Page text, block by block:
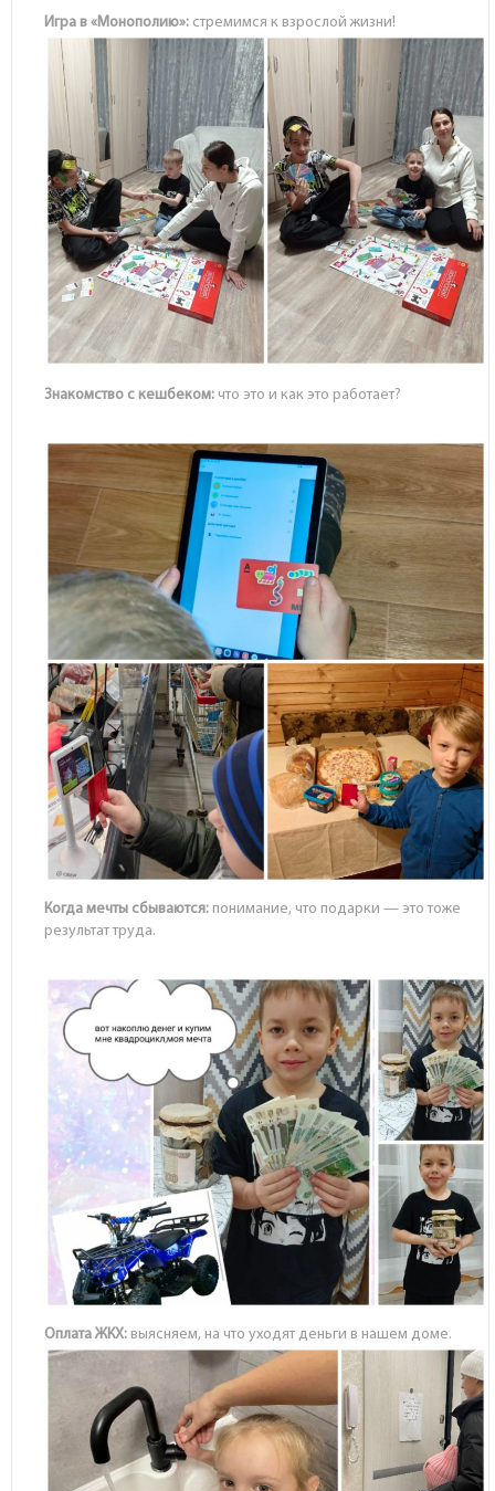
Игра в «Монополию»: стремимся к взрослой жизни!
Знакомство с кешбеком: что это и как это работает?
Когда мечты сбываются: понимание, что подарки — это тоже
результат труда.
Оплата ЖКХ: выясняем, на что уходят деньги в нашем доме.